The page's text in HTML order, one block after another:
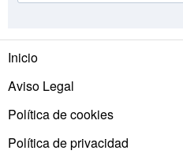
Inicio
Aviso Legal
Política de cookies
Política de privacidad